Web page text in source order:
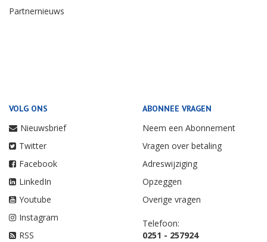
Partnernieuws
VOLG ONS
Nieuwsbrief
Twitter
Facebook
LinkedIn
Youtube
Instagram
RSS
ABONNEE VRAGEN
Neem een Abonnement
Vragen over betaling
Adreswijziging
Opzeggen
Overige vragen
Telefoon:
0251 - 257924